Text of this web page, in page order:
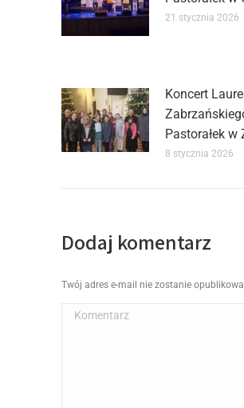
21 stycznia 2026
Koncert
Pastorałek w
8 stycznia 2026
Dodaj komentarz
Twój adres e-mail nie zostanie
Komentarz